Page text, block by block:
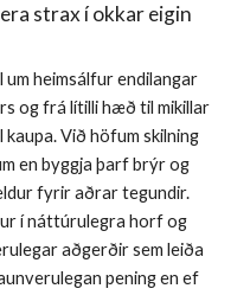
strax í okkar eigin
heimsálfur endilangar
og frá lítilli hæð til mikillar
Við höfum skilning
en byggja þarf brýr og
fyrir aðrar tegundir.
í náttúrulegra horf og
aðgerðir sem leiða
pening en ef